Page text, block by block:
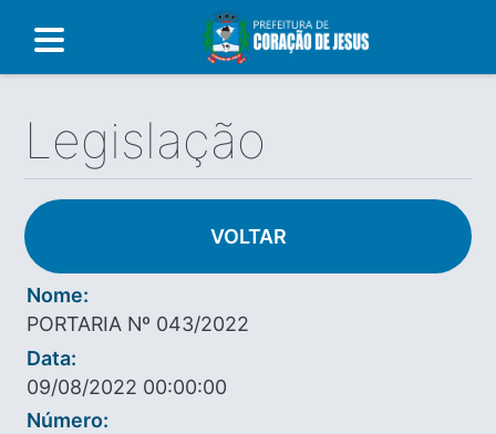
Legislação
VOLTAR
Nome:
PORTARIA Nº 043/2022
Data:
09/08/2022 00:00:00
Número: